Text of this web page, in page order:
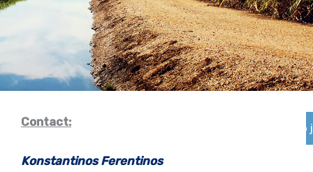
Contact:
Konstantinos Ferentinos